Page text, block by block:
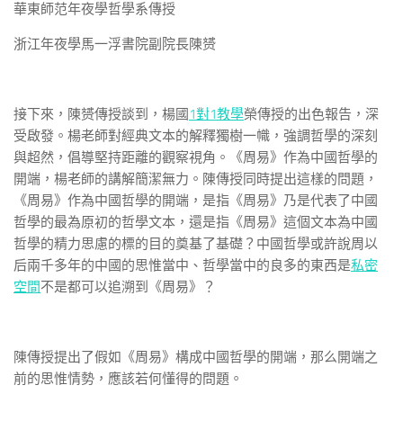
華東師范年夜學哲學系傳授
浙江年夜學馬一浮書院副院長陳赟
接下來，陳赟傳授談到，楊國 1對1教學榮傳授的出色報告，深
受啟發。楊老師對經典文本的解釋獨樹一幟，強調哲學的深刻
與超然，倡導堅持距離的觀察視角。《周易》作為中國哲學的
開端，楊老師的講解簡潔無力。陳傳授同時提出這樣的問題，
《周易》作為中國哲學的開端，是指《周易》乃是代表了中國
哲學的最為原初的哲學文本，還是指《周易》這個文本為中國
哲學的精力思慮的標的目的奠基了基礎？中國哲學或許說周以
后兩千多年的中國的思惟當中、哲學當中的良多的東西是私密
空間不是都可以追溯到《周易》？
陳傳授提出了假如《周易》構成中國哲學的開端，那么開端之
前的思惟情勢，應該若何懂得的問題。